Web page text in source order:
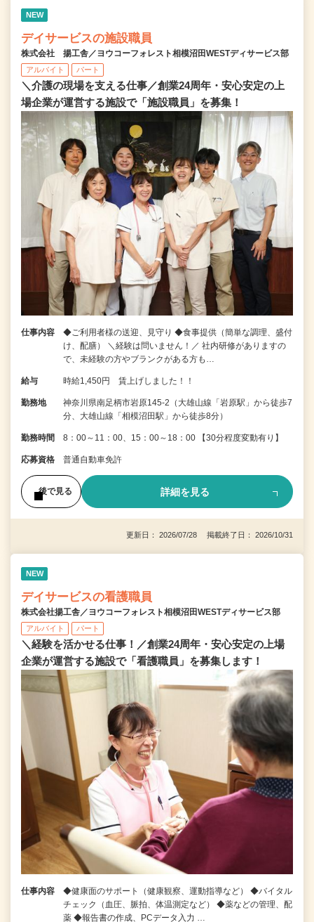
NEW
デイサービスの施設職員
株式会社 揚工舎／ヨウコーフォレスト相模沼田WESTディサービス部
アルバイト パート
＼介護の現場を支える仕事／創業24周年・安心安定の上
場企業が運営する施設で「施設職員」を募集！
仕事内容
◆ご利用者様の送迎、見守り ◆食事提供（簡単な調理、盛付
け、配膳） ＼経験は問いません！／ 社内研修がありますの
で、未経験の方やブランクがある方も…
給与 時給1,450円 賃上げしました！！
勤務地
神奈川県南足柄市岩原145-2（大雄山線「岩原駅」から徒歩7
分、大雄山線「相模沼田駅」から徒歩8分）
勤務時間 8：00～11：00、15：00～18：00 【30分程度変動有り】
応募資格 普通自動車免許
後で見る 詳細を見る
更新日： 2026/07/28 掲載終了日： 2026/10/31
NEW
デイサービスの看護職員
株式会社揚工舎／ヨウコーフォレスト相模沼田WESTディサービス部
アルバイト パート
＼経験を活かせる仕事！／創業24周年・安心安定の上場
企業が運営する施設で「看護職員」を募集します！
仕事内容
◆健康面のサポート（健康観察、運動指導など） ◆バイタル
チェック（血圧、脈拍、体温測定など） ◆薬などの管理、配
薬 ◆報告書の作成、PCデータ入力 …